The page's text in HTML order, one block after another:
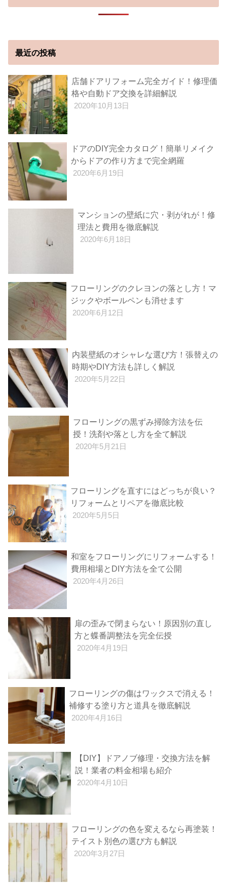
最近の投稿
店舗ドアリフォーム完全ガイド！修理価
格や自動ドア交換を詳細解説
2020年10月13日
ドアのDIY完全カタログ！簡単リメイク
からドアの作り方まで完全網羅
2020年6月19日
マンションの壁紙に穴・剥がれが！修
理法と費用を徹底解説
2020年6月18日
フローリングのクレヨンの落とし方！マ
ジックやボールペンも消せます
2020年6月12日
内装壁紙のオシャレな選び方！張替えの
時期やDIY方法も詳しく解説
2020年5月22日
フローリングの黒ずみ掃除方法を伝
授！洗剤や落とし方を全て解説
2020年5月21日
フローリングを直すにはどっちが良い？
リフォームとリペアを徹底比較
2020年5月5日
和室をフローリングにリフォームする！
費用相場とDIY方法を全て公開
2020年4月26日
扉の歪みで閉まらない！原因別の直し
方と蝶番調整法を完全伝授
2020年4月19日
フローリングの傷はワックスで消える！
補修する塗り方と道具を徹底解説
2020年4月16日
【DIY】ドアノブ修理・交換方法を解
説！業者の料金相場も紹介
2020年4月10日
フローリングの色を変えるなら再塗装！
テイスト別色の選び方も解説
2020年3月27日